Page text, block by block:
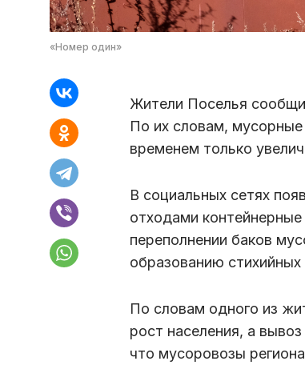
«Номер один»
Жители Поселья
По их словам, мусорные
временем только
В социальных сетях
отходами
переполнении баков
образованию стихийных
По словам одного из
рост населения, а
что мусоровозы